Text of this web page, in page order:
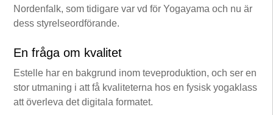
Nordenfalk, som tidigare var vd för Yogayama och nu är
dess styrelseordförande.
En fråga om kvalitet
Estelle har en bakgrund inom teveproduktion, och ser en
stor utmaning i att få kvaliteterna hos en fysisk yogaklass
att överleva det digitala formatet.